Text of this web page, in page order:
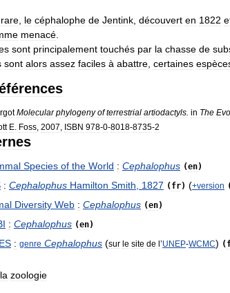
rare le céphalophe de Jentink découvert en 1822
menacé
sont principalement touchés par la chasse de
sont alors assez faciles à abattre certaines
Molecular phylogeny of terrestrial artiodactyls in The
E Foss 2007 ISBN 978-0-8018-8735-2
Species of the World : Cephalophus (en)
: Cephalophus Hamilton Smith 1827 (fr) (+version
Diversity Web : Cephalophus (en)
: Cephalophus (en)
: genre Cephalophus (sur le site de l’UNEP-WCMC) (
la zoologie